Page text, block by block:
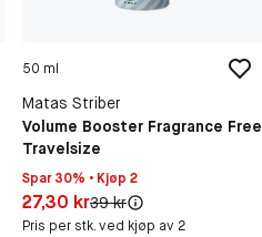
50 ml
Matas Striber
Volume Booster Fragrance Free
Travelsize
Spar 30% • Kjøp 2
Pris: 27,30 kr
27,30 krOriginal pris:
39 kr
Pris per stk. ved kjøp av 2